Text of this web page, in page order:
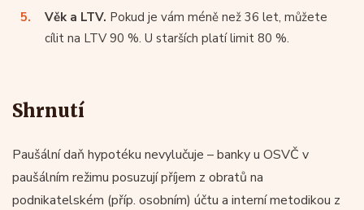
Věk a LTV. Pokud je vám méně než 36 let, můžete
cílit na LTV 90 %. U starších platí limit 80 %.
Shrnutí
Paušální daň hypotéku nevylučuje – banky u OSVČ v
paušálním režimu posuzují příjem z obratů na
podnikatelském (příp. osobním) účtu a interní metodikou z